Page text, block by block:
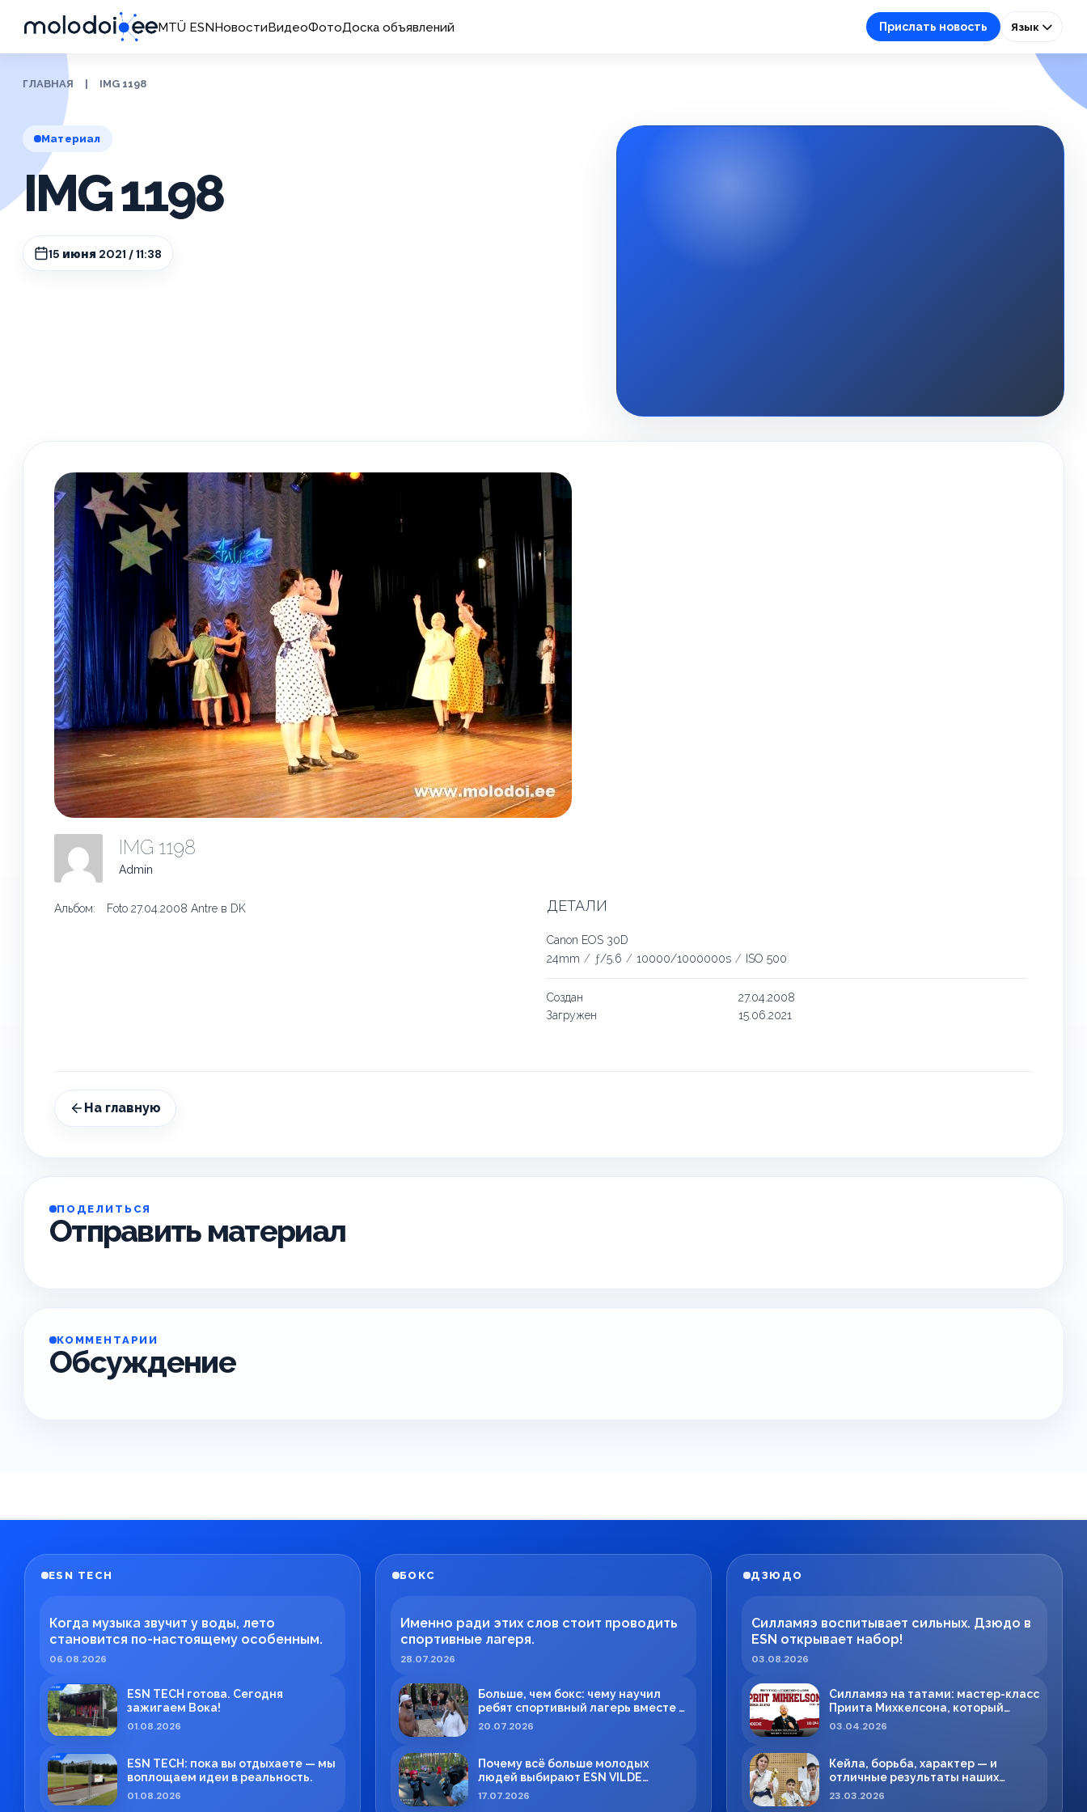
MTÜ ESNНовостиВидеоФотоДоска объявлений Прислать новость Язык
ГЛАВНАЯ IMG 1198
Материал
IMG 1198
15 июня 2021 / 11:38
IMG 1198
Admin
Альбом: Foto 27.04.2008 Antre в DK ДЕТАЛИ
Canon EOS 30D
24mm / ƒ/5.6 / 10000/1000000s / ISO 500
Создан
27.04.2008
Загружен
15.06.2021
На главную
ПОДЕЛИТЬСЯ
Отправить материал
КОММЕНТАРИИ
Обсуждение
ESN TECH
Когда музыка звучит у воды, лето
становится по-настоящему особенным.
06.08.2026
ESN TECH готова. Сегодня
зажигаем Вока!
01.08.2026
ESN TECH: пока вы отдыхаете — мы
воплощаем идеи в реальность.
01.08.2026
БОКС
Именно ради этих слов стоит проводить
спортивные лагеря.
28.07.2026
Больше, чем бокс: чему научил
ребят спортивный лагерь вместе с
Максимом Вильде
20.07.2026
Почему всё больше молодых
людей выбирают ESN VILDE
BOXING в Силламяэ?
17.07.2026
ДЗЮДО
Силламяэ воспитывает сильных. Дзюдо в
ESN открывает набор!
03.08.2026
Силламяэ на татами: мастер-класс
Приита Михкелсона, который
меняет правила игры в регионе
03.04.2026
Кейла, борьба, характер — и
отличные результаты наших
спортсменов!
23.03.2026